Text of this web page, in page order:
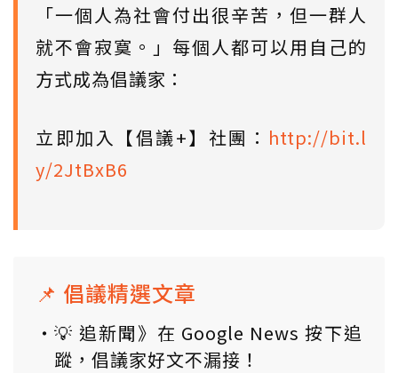
「一個人為社會付出很辛苦，但一群人
就不會寂寞。」每個人都可以用自己的
方式成為倡議家：
立即加入【倡議+】社團： http://bit.l
y/2JtBxB6
📌 倡議精選文章
💡 追新聞》在 Google News 按下追
蹤，倡議家好文不漏接！